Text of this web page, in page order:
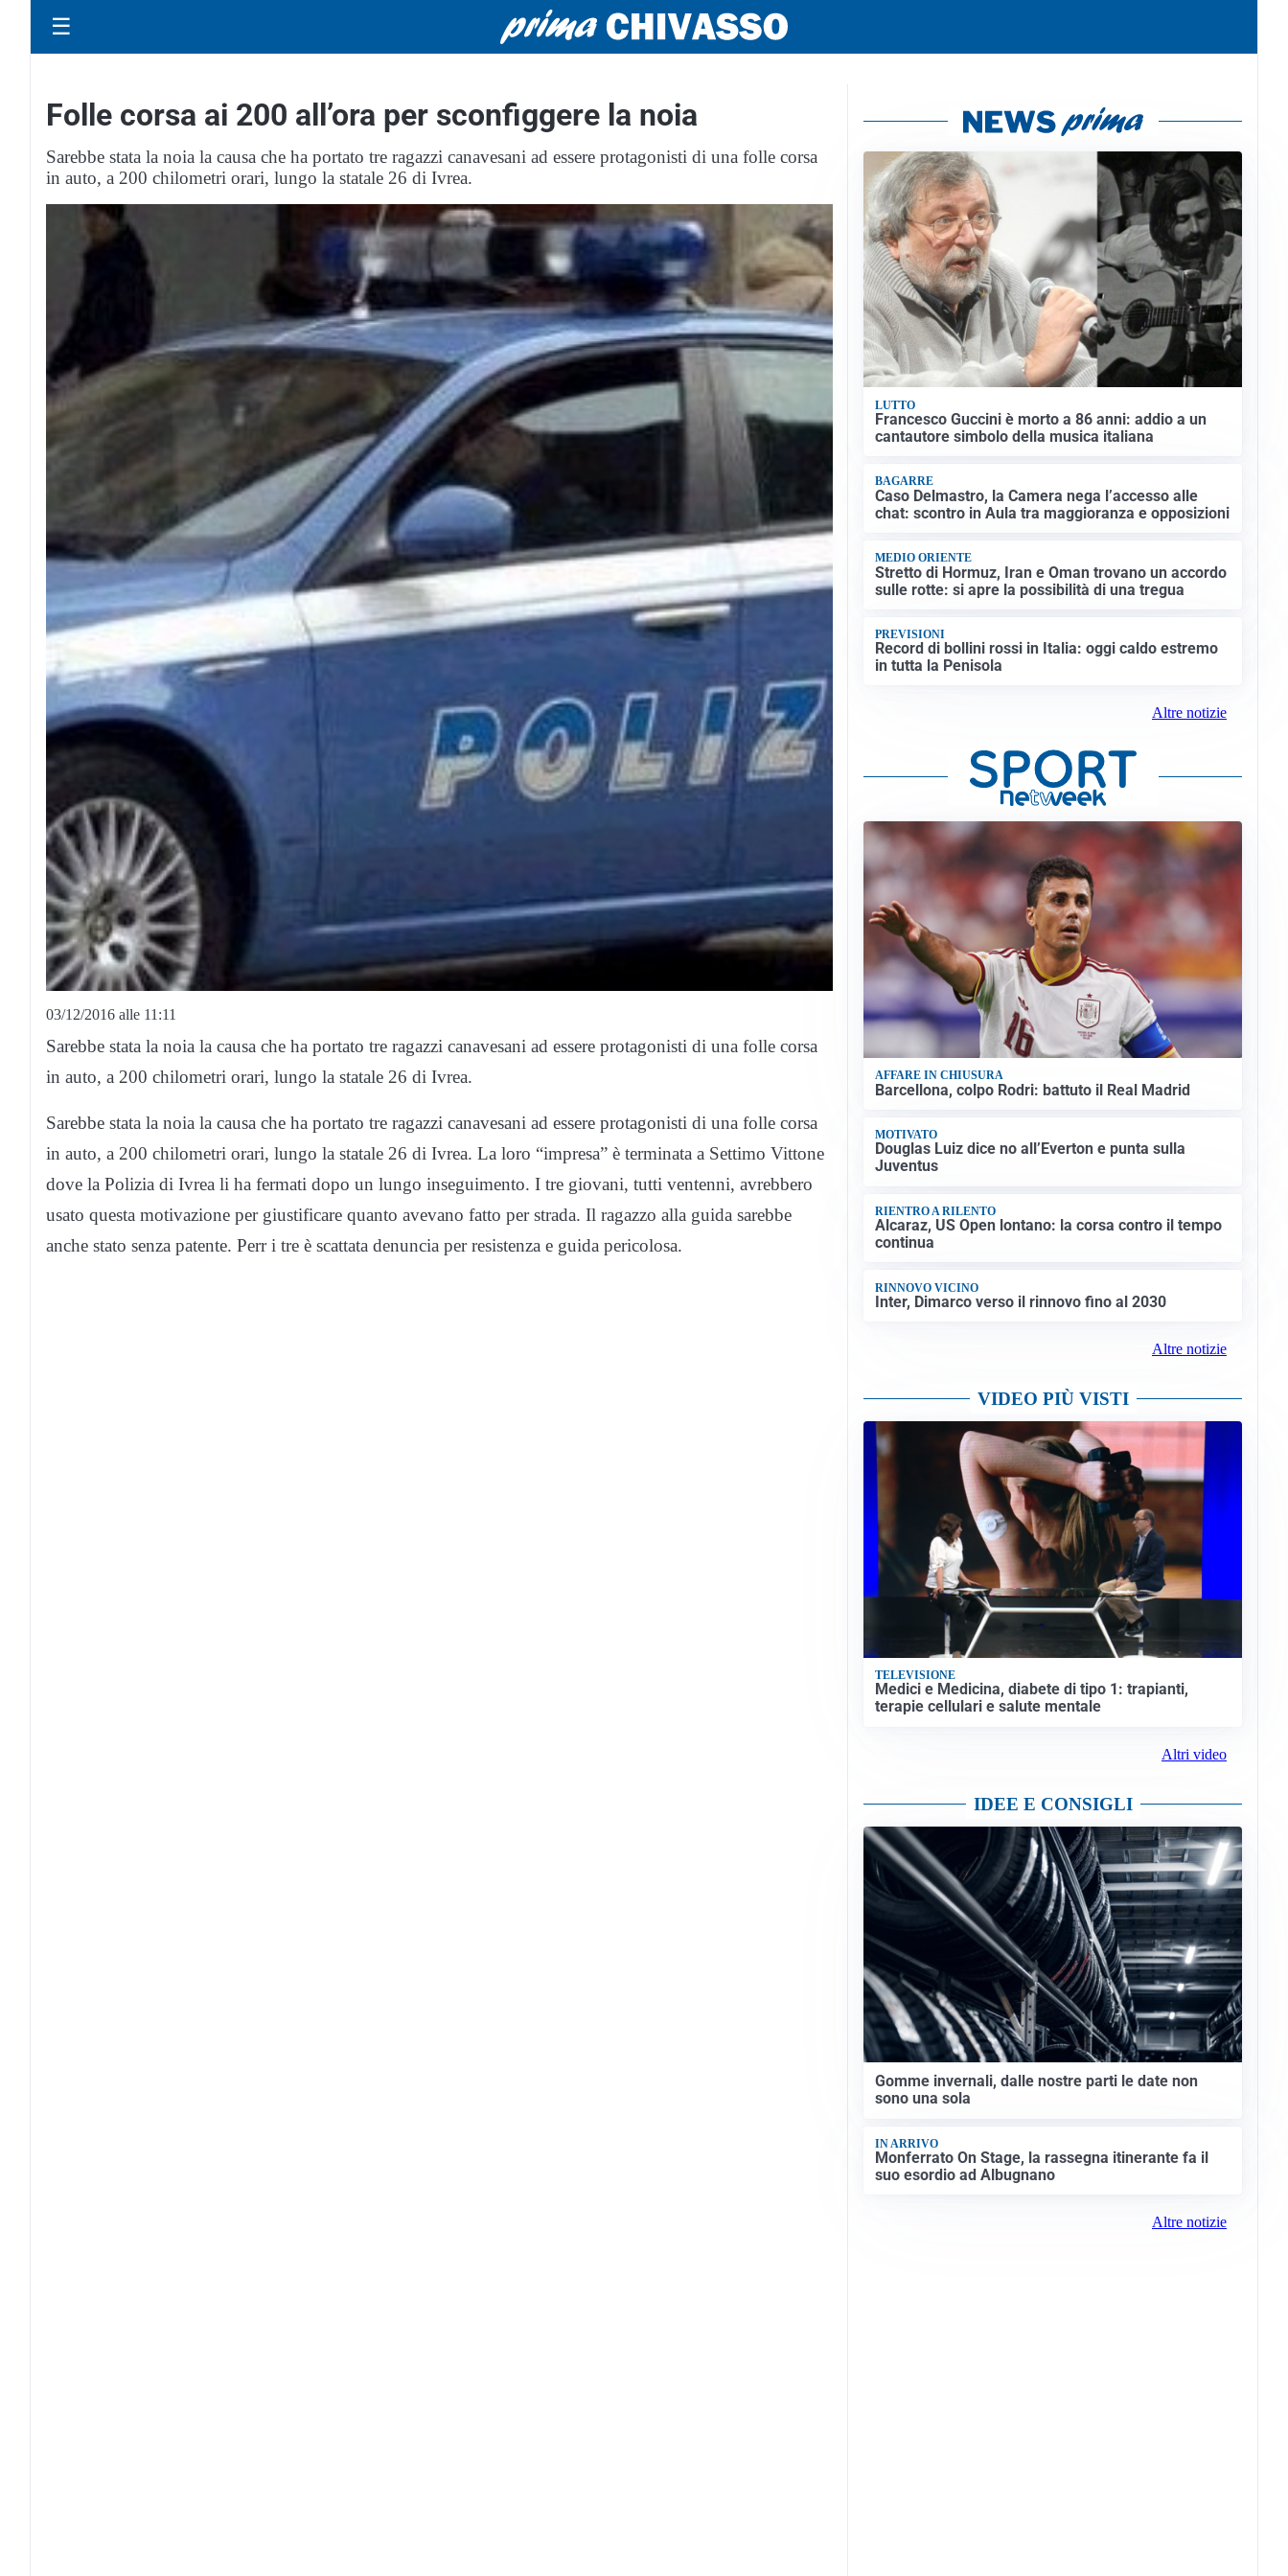
☰
Folle corsa ai 200 all’ora per sconfiggere la noia
Sarebbe stata la noia la causa che ha portato tre ragazzi canavesani ad essere protagonisti di una folle corsa
in auto, a 200 chilometri orari, lungo la statale 26 di Ivrea.
03/12/2016 alle 11:11
Sarebbe stata la noia la causa che ha portato tre ragazzi canavesani ad essere protagonisti di una folle corsa
in auto, a 200 chilometri orari, lungo la statale 26 di Ivrea.
Sarebbe stata la noia la causa che ha portato tre ragazzi canavesani ad essere protagonisti di una folle corsa
in auto, a 200 chilometri orari, lungo la statale 26 di Ivrea. La loro “impresa” è terminata a Settimo Vittone
dove la Polizia di Ivrea li ha fermati dopo un lungo inseguimento. I tre giovani, tutti ventenni, avrebbero
usato questa motivazione per giustificare quanto avevano fatto per strada. Il ragazzo alla guida sarebbe
anche stato senza patente. Perr i tre è scattata denuncia per resistenza e guida pericolosa.
LUTTO
Francesco Guccini è morto a 86 anni: addio a un
cantautore simbolo della musica italiana
BAGARRE
Caso Delmastro, la Camera nega l’accesso alle
chat: scontro in Aula tra maggioranza e opposizioni
MEDIO ORIENTE
Stretto di Hormuz, Iran e Oman trovano un accordo
sulle rotte: si apre la possibilità di una tregua
PREVISIONI
Record di bollini rossi in Italia: oggi caldo estremo
in tutta la Penisola
Altre notizie
AFFARE IN CHIUSURA
Barcellona, colpo Rodri: battuto il Real Madrid
MOTIVATO
Douglas Luiz dice no all’Everton e punta sulla
Juventus
RIENTRO A RILENTO
Alcaraz, US Open lontano: la corsa contro il tempo
continua
RINNOVO VICINO
Inter, Dimarco verso il rinnovo fino al 2030
Altre notizie
VIDEO PIÙ VISTI
TELEVISIONE
Medici e Medicina, diabete di tipo 1: trapianti,
terapie cellulari e salute mentale
Altri video
IDEE E CONSIGLI
Gomme invernali, dalle nostre parti le date non
sono una sola
IN ARRIVO
Monferrato On Stage, la rassegna itinerante fa il
suo esordio ad Albugnano
Altre notizie